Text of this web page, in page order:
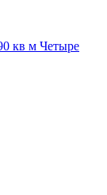
кв м Четыре